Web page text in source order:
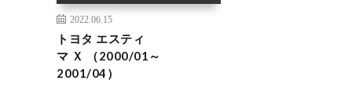
2022.06.15
トヨタ エスティ
マ Ｘ （2000/01～
2001/04）